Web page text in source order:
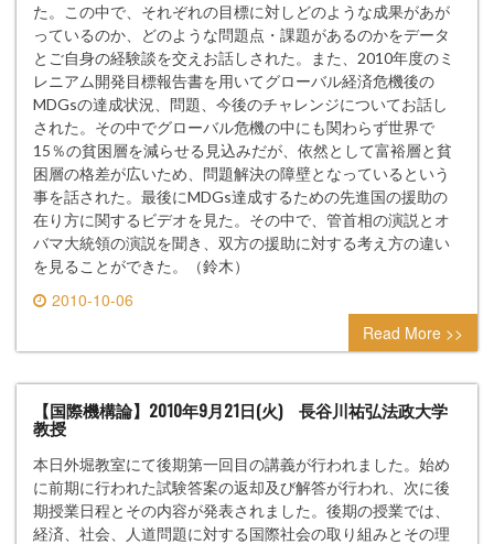
た。この中で、それぞれの目標に対しどのような成果があが
っているのか、どのような問題点・課題があるのかをデータ
とご自身の経験談を交えお話しされた。また、2010年度のミ
レニアム開発目標報告書を用いてグローバル経済危機後の
MDGsの達成状況、問題、今後のチャレンジについてお話し
された。その中でグローバル危機の中にも関わらず世界で
15％の貧困層を減らせる見込みだが、依然として富裕層と貧
困層の格差が広いため、問題解決の障壁となっているという
事を話された。最後にMDGs達成するための先進国の援助の
在り方に関するビデオを見た。その中で、管首相の演説とオ
バマ大統領の演説を聞き、双方の援助に対する考え方の違い
を見ることができた。（鈴木）
2010-10-06
0 comment
Read More >>
【国際機構論】2010年9月21日(火) 長谷川祐弘法政大学
教授
本日外堀教室にて後期第一回目の講義が行われました。始め
に前期に行われた試験答案の返却及び解答が行われ、次に後
期授業日程とその内容が発表されました。後期の授業では、
経済、社会、人道問題に対する国際社会の取り組みとその理